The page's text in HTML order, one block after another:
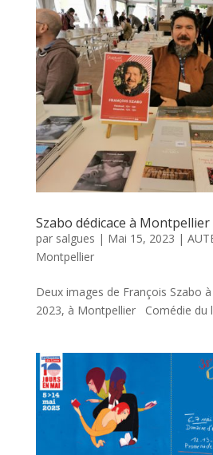
Szabo dédicace à Montpellier
par salgues | Mai 15, 2023 |
Montpellier
Deux images de François Szabo
2023, à Montpellier Comédie du